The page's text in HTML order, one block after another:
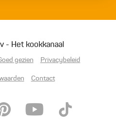
- Het kookkanaal
gezien Privacybeleid
Contact